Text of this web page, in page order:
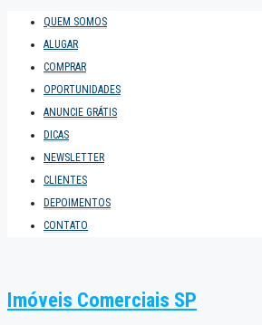
QUEM SOMOS
ALUGAR
COMPRAR
OPORTUNIDADES
ANUNCIE GRÁTIS
DICAS
NEWSLETTER
CLIENTES
DEPOIMENTOS
CONTATO
Imóveis Comerciais SP